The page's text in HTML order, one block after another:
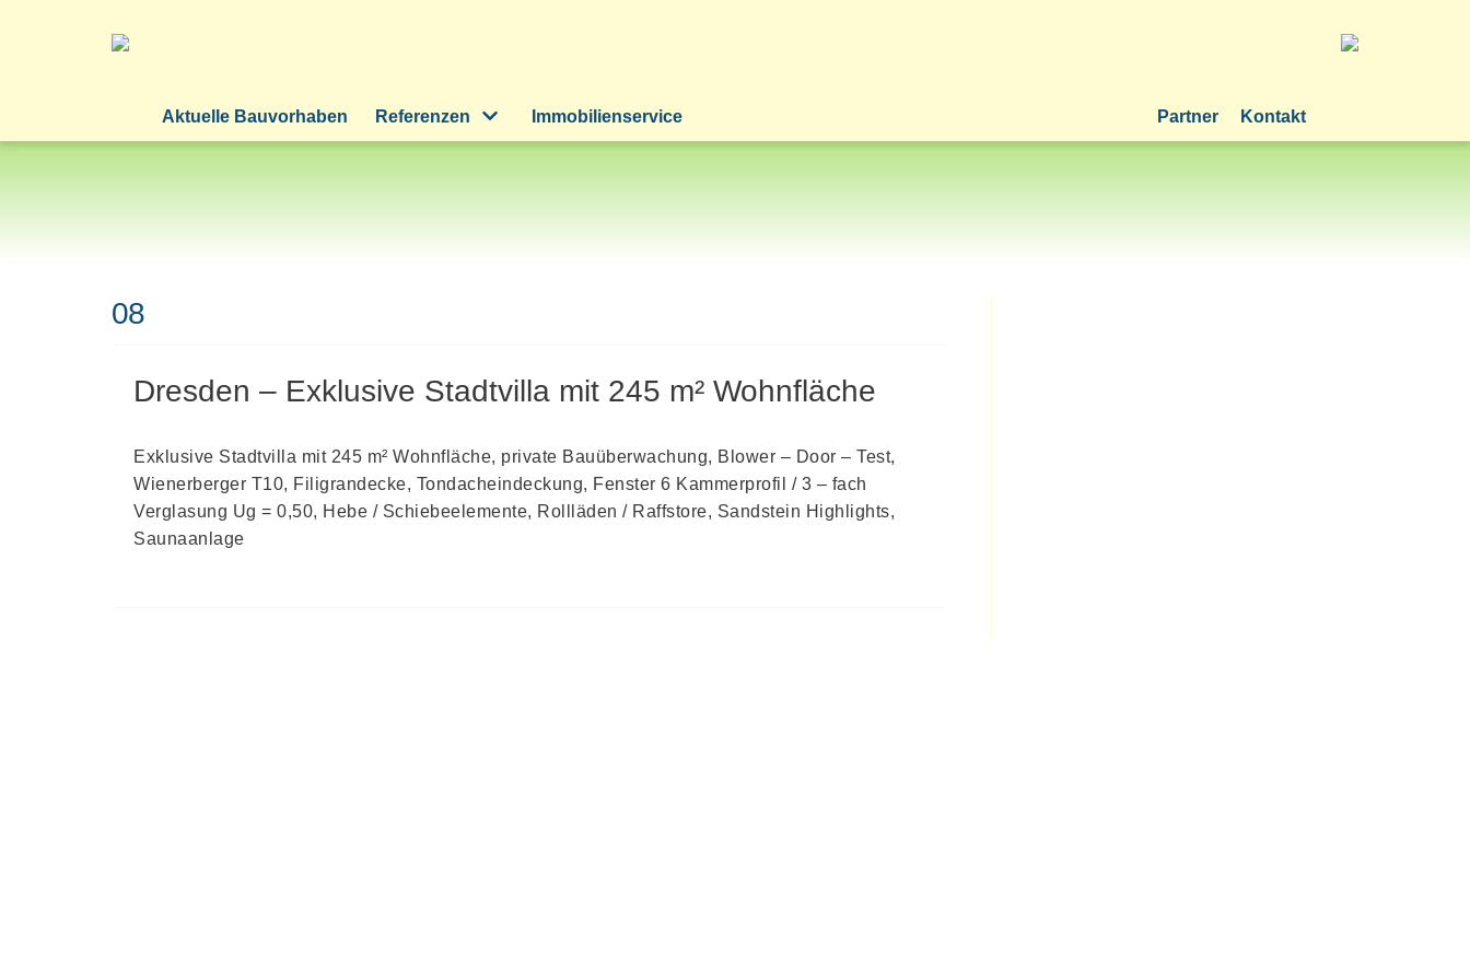
Aktuelle Bauvorhaben
Referenzen Immobilienservice Partner Kontakt
08
Dresden – Exklusive Stadtvilla mit 245 m² Wohnfläche
Exklusive Stadtvilla mit 245 m² Wohnfläche, private Bauüberwachung, Blower – Door – Test,
Wienerberger T10, Filigrandecke, Tondacheindeckung, Fenster 6 Kammerprofil / 3 – fach
Verglasung Ug = 0,50, Hebe / Schiebeelemente, Rollläden / Raffstore, Sandstein Highlights,
Saunaanlage